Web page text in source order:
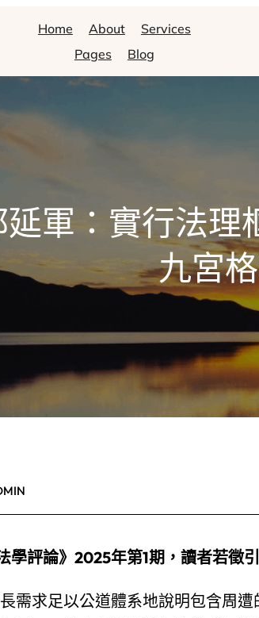
Home About
Services
Pages
Blog
延軍：實行法理
九宮
學評論》2025年第1期，讀者若徵
需求足以公道體系地說明包含周